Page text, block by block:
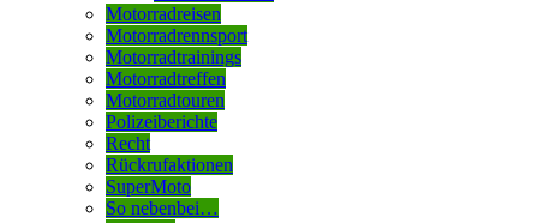
Motorradreisen
Motorradrennsport
Motorradtrainings
Motorradtreffen
Motorradtouren
Polizeiberichte
Recht
Rückrufaktionen
SuperMoto
So nebenbei…